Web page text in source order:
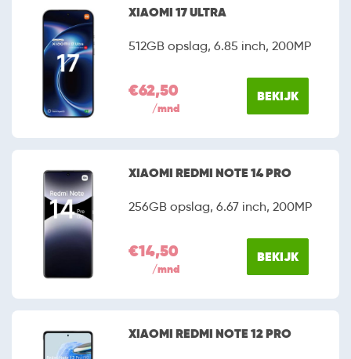
XIAOMI 17 ULTRA
512GB opslag, 6.85 inch, 200MP
€62,50
/mnd
BEKIJK
XIAOMI REDMI NOTE 14 PRO
256GB opslag, 6.67 inch, 200MP
€14,50
/mnd
BEKIJK
XIAOMI REDMI NOTE 12 PRO